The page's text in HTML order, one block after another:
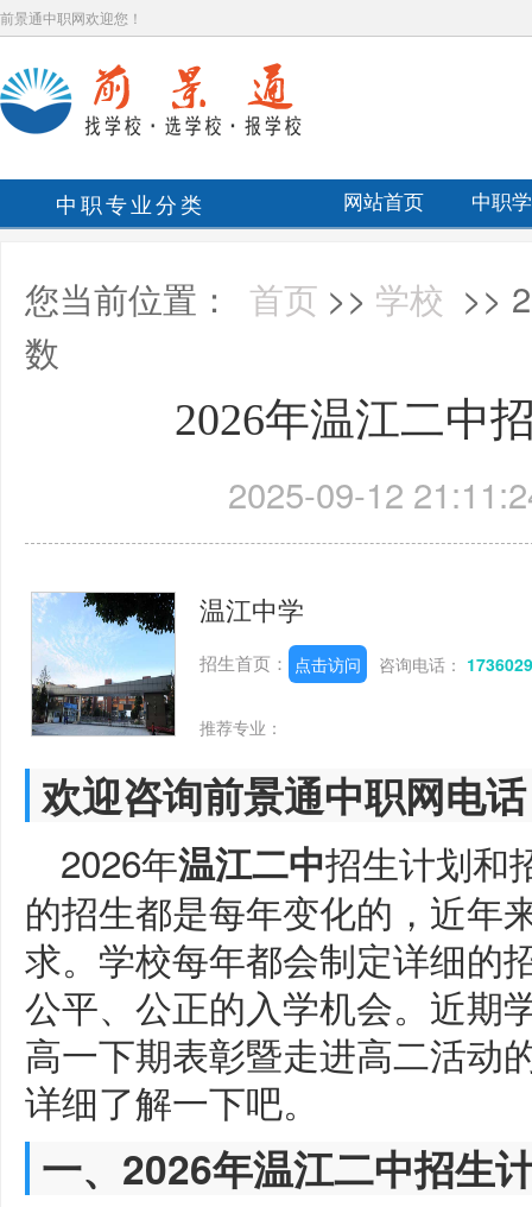
前景通中职网欢迎您！
中职专业分类 网站首页 中职
您当前位置： 首页 >> 学校 >>
数
2026年温江二中
2025-09-12
温江中学
招生首页： 点击访问 咨询电话：
推荐专业：
欢迎咨询前景通中职网电
2026年温江二中招生计划和
的招生都是每年变化的，近年
求。学校每年都会制定详细的
公平、公正的入学机会。近期
高一下期表彰暨走进高二活动
详细了解一下吧。
一、2026年温江二中招生